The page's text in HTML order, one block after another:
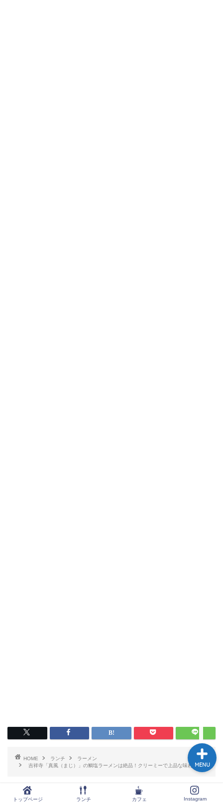
HOME ランチ
ラーメン
吉祥寺「真風（まじ）」の鯛塩ラーメンは絶品！クリーミーで上品な味わい
トップページ ランチ カフェ Instagram
MENU